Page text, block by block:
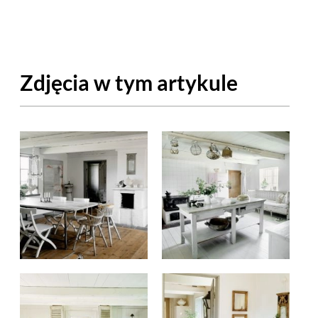
Zdjęcia w tym artykule
APTECZKA
DOMOWE
RZEMIOSŁO
ZUPY
INNE